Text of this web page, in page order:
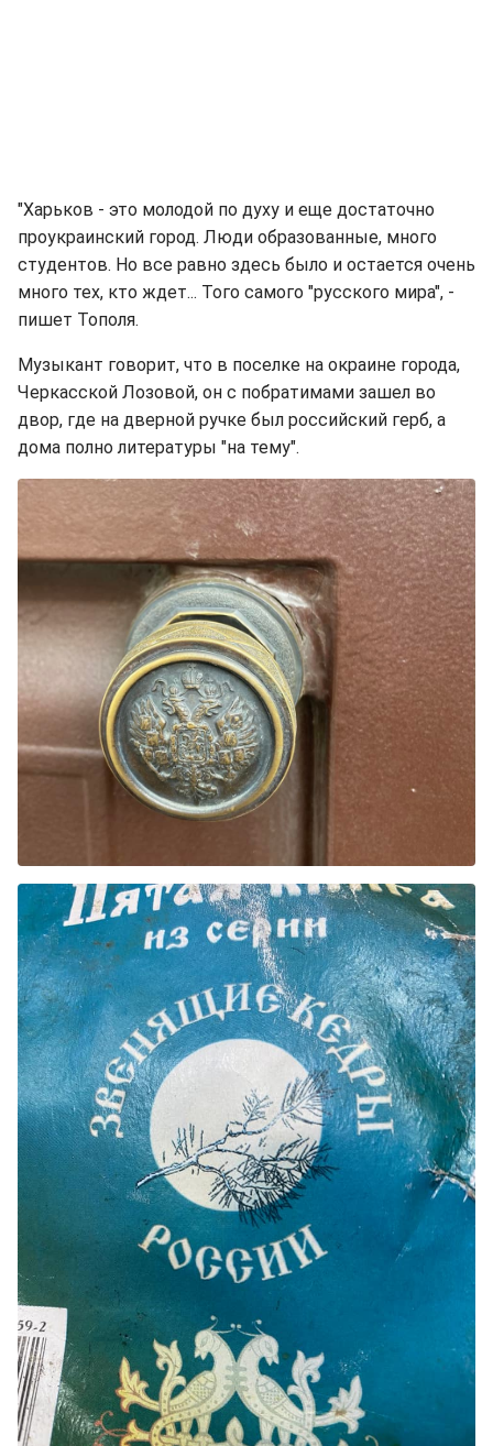
"Харьков - это молодой по духу и еще достаточно
проукраинский город. Люди образованные, много
студентов. Но все равно здесь было и остается очень
много тех, кто ждет... Того самого "русского мира", -
пишет Тополя.
Музыкант говорит, что в поселке на окраине города,
Черкасской Лозовой, он с побратимами зашел во
двор, где на дверной ручке был российский герб, а
дома полно литературы "на тему".